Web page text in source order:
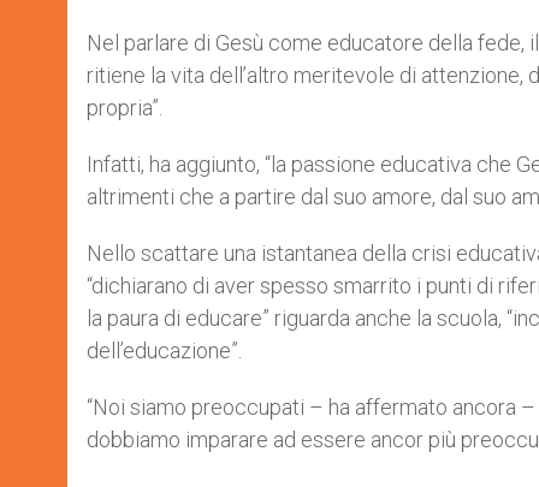
Nel parlare di Gesù come educatore della fede,
ritiene la vita dell’altro meritevole di attenzione,
propria”.
Infatti, ha aggiunto, “la passione educativa che
altrimenti che a partire dal suo amore, dal suo
Nello scattare una istantanea della crisi
“dichiarano di aver spesso smarrito i punti di
la paura di educare” riguarda anche la scuola,
dell’educazione”.
“Noi siamo preoccupati – ha affermato ancora
dobbiamo imparare ad essere ancor più